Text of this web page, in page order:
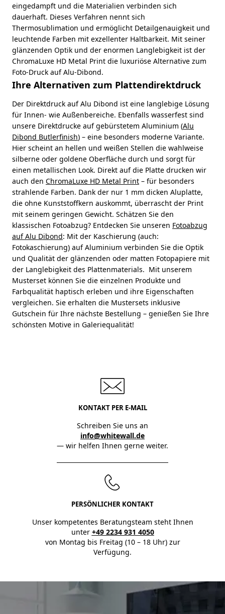
eingedampft und die Materialien verbinden sich
dauerhaft. Dieses Verfahren nennt sich
Thermosublimation und ermöglicht Detailgenauigkeit und
leuchtende Farben mit exzellenter Haltbarkeit. Mit seiner
glänzenden Optik und der enormen Langlebigkeit ist der
ChromaLuxe HD Metal Print die luxuriöse Alternative zum
Foto-Druck auf Alu-Dibond.
Ihre Alternativen zum Plattendirektdruck
Der Direktdruck auf Alu Dibond ist eine langlebige Lösung
für Innen- wie Außenbereiche. Ebenfalls wasserfest sind
unsere Direktdrucke auf gebürstetem Aluminium (Alu
Dibond Butlerfinish) – eine besonders moderne Variante.
Hier scheint an hellen und weißen Stellen die wahlweise
silberne oder goldene Oberfläche durch und sorgt für
einen metallischen Look. Direkt auf die Platte drucken wir
auch den ChromaLuxe HD Metal Print – für besonders
strahlende Farben. Dank der nur 1 mm dicken Aluplatte,
die ohne Kunststoffkern auskommt, überrascht der Print
mit seinem geringen Gewicht. Schätzen Sie den
klassischen Fotoabzug? Entdecken Sie unseren Fotoabzug
auf Alu Dibond: Mit der Kaschierung (auch:
Fotokaschierung) auf Aluminium verbinden Sie die Optik
und Qualität der glänzenden oder matten Fotopapiere mit
der Langlebigkeit des Plattenmaterials. Mit unserem
Musterset können Sie die einzelnen Produkte und
Farbqualität haptisch erleben und ihre Eigenschaften
vergleichen. Sie erhalten die Mustersets inklusive
Gutschein für Ihre nächste Bestellung – genießen Sie Ihre
schönsten Motive in Galeriequalität!
KONTAKT PER E-MAIL
Schreiben Sie uns an
info@whitewall.de
— wir helfen Ihnen gerne weiter.
PERSÖNLICHER KONTAKT
Unser kompetentes Beratungsteam steht Ihnen
unter +49 2234 931 4050
von Montag bis Freitag (10 – 18 Uhr) zur
Verfügung.